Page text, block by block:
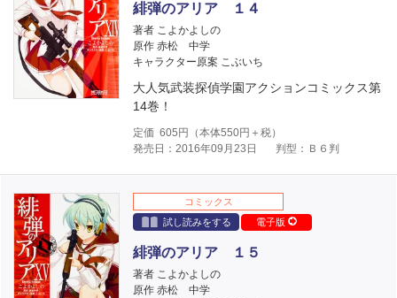
緋弾のアリア １４
著者 こよかよしの
原作 赤松 中学
キャラクター原案 こぶいち
大人気武装探偵学園アクションコミックス第
14巻！
定価 605 円（本体550円＋税）
発売日：2016年09月23日
判型：Ｂ６判
コミックス
試し読みをする
電子版
緋弾のアリア １５
著者 こよかよしの
原作 赤松 中学